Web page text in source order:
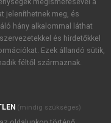
akcióiról.
újdonságairól,
tudomásul
jeleníthetnek meg, és
hány alkalommal láthat
és hirdetőkkel
Ezek állandó sütik,
féltől származnak.
(mindig szükséges)